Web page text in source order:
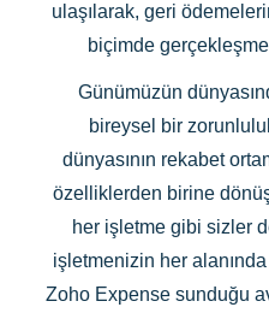
ulaşılarak, geri
biçimde
Günümüzün
bireysel bir
dünyasının rekabet
özelliklerden birine
her işletme gibi sizler
işletmenizin her
Zoho Expense sunduğu